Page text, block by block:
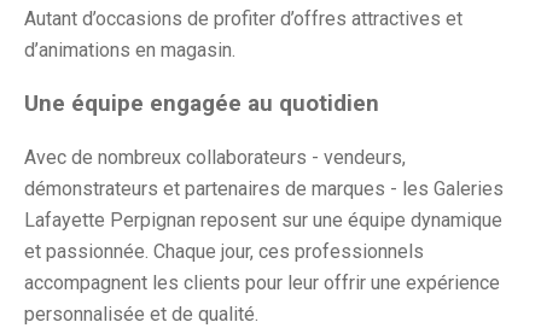
Autant d’occasions de profiter d’offres attractives et
d’animations en magasin.
Une équipe engagée au quotidien
Avec de nombreux collaborateurs - vendeurs,
démonstrateurs et partenaires de marques - les Galeries
Lafayette Perpignan reposent sur une équipe dynamique
et passionnée. Chaque jour, ces professionnels
accompagnent les clients pour leur offrir une expérience
personnalisée et de qualité.